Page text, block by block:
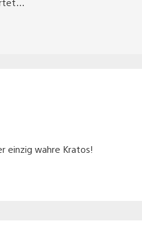
einzig wahre Kratos!